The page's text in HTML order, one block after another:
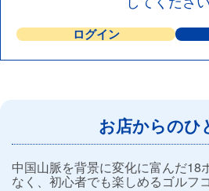
ログイン
お店からのひ
中国山脈を背景に変化に富んだ18
なく、初心者でも楽しめるゴルフ